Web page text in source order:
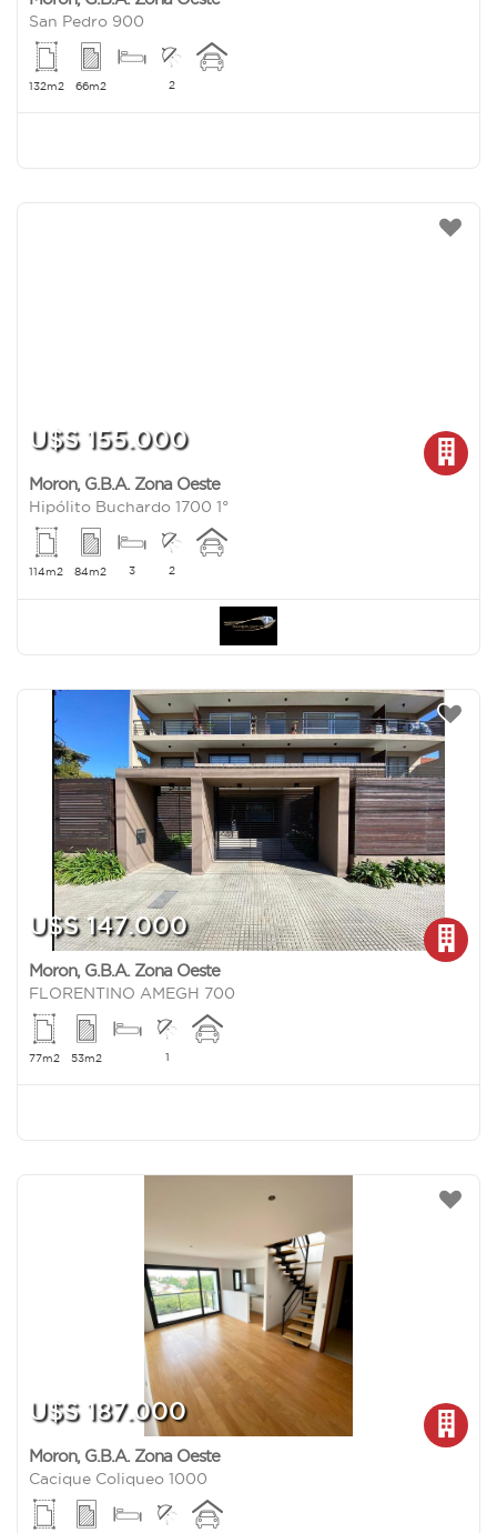
San Pedro 900
132m2 66m2 2
U$S 155.000
Moron, G.B.A. Zona Oeste
Hipólito Buchardo 1700 1°
114m2 84m2 3 2
U$S 147.000
Moron, G.B.A. Zona Oeste
FLORENTINO AMEGH 700
77m2 53m2 1
U$S 187.000
Moron, G.B.A. Zona Oeste
Cacique Coliqueo 1000